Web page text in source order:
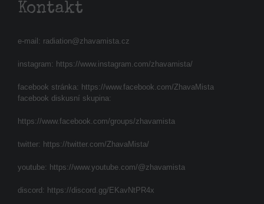
Kontakt
e-mail: radiation@zhavamista.cz
instagram: https://www.instagram.com/zhavamista/
facebook stránka: https://www.facebook.com/ZhavaMista
facebook diskusní skupina:
https://www.facebook.com/groups/zhavamista
twitter: https://twitter.com/ZhavaMista/
youtube: https://www.youtube.com/@zhavamista
discord: https://discord.gg/EKavNtPR4x